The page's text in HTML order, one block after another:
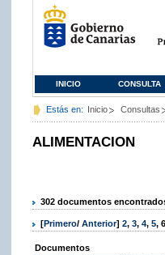
INICIO CONSULTA
Estás en: Inicio Consultas
ALIMENTACION
302 documentos
[Primero/ Anterior] 2, 3, 4, 5, 6
Documentos